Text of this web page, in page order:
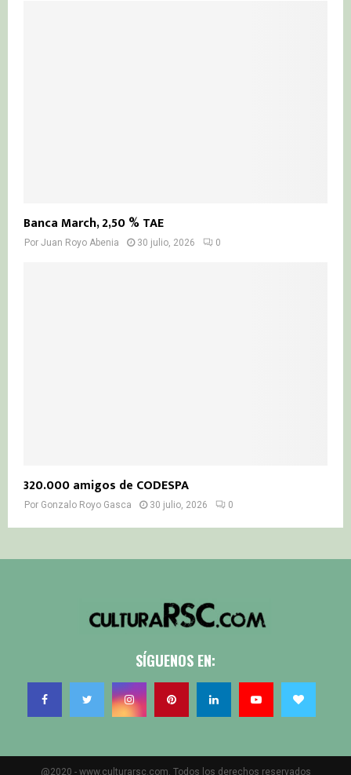
Banca March, 2,50 % TAE
Por Juan Royo Abenia 30 julio, 2026 0
320.000 amigos de CODESPA
Por Gonzalo Royo Gasca 30 julio, 2026 0
SÍGUENOS EN:
@2020 - www.culturarsc.com. Todos los derechos reservados